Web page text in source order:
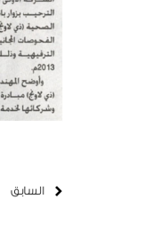
السابق